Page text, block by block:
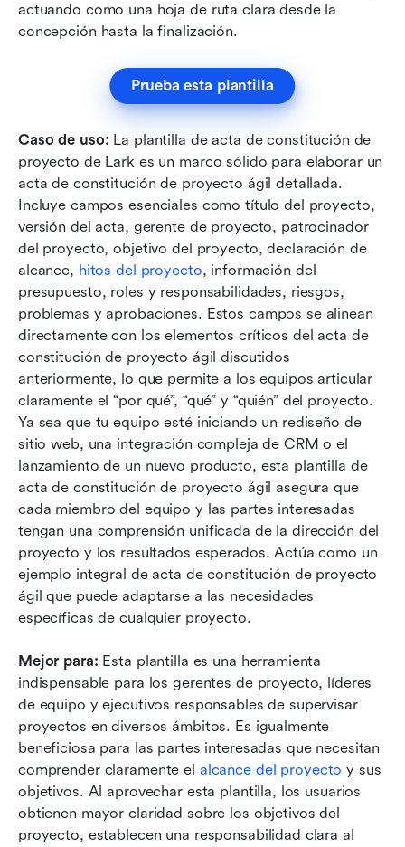
actuando como una hoja de ruta clara desde la
concepción hasta la finalización.
Prueba esta plantilla
Caso de uso: La plantilla de acta de constitución de
proyecto de Lark es un marco sólido para elaborar un
acta de constitución de proyecto ágil detallada.
Incluye campos esenciales como título del proyecto,
versión del acta, gerente de proyecto, patrocinador
del proyecto, objetivo del proyecto, declaración de
alcance, hitos del proyecto, información del
presupuesto, roles y responsabilidades, riesgos,
problemas y aprobaciones. Estos campos se alinean
directamente con los elementos críticos del acta de
constitución de proyecto ágil discutidos
anteriormente, lo que permite a los equipos articular
claramente el “por qué”, “qué” y “quién” del proyecto.
Ya sea que tu equipo esté iniciando un rediseño de
sitio web, una integración compleja de CRM o el
lanzamiento de un nuevo producto, esta plantilla de
acta de constitución de proyecto ágil asegura que
cada miembro del equipo y las partes interesadas
tengan una comprensión unificada de la dirección del
proyecto y los resultados esperados. Actúa como un
ejemplo integral de acta de constitución de proyecto
ágil que puede adaptarse a las necesidades
específicas de cualquier proyecto.
Mejor para: Esta plantilla es una herramienta
indispensable para los gerentes de proyecto, líderes
de equipo y ejecutivos responsables de supervisar
proyectos en diversos ámbitos. Es igualmente
beneficiosa para las partes interesadas que necesitan
comprender claramente el alcance del proyecto y sus
objetivos. Al aprovechar esta plantilla, los usuarios
obtienen mayor claridad sobre los objetivos del
proyecto, establecen una responsabilidad clara al